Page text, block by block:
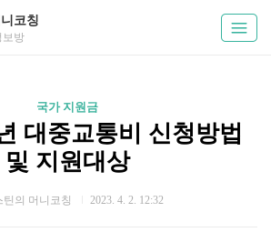
코칭
보방
국가 지원금
대중교통비 신청방법
및 지원대상
틴의 머니코칭 2023. 4. 2. 12:32